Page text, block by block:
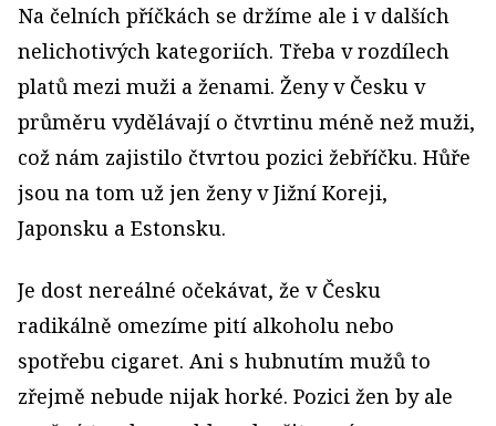
Na čelních příčkách se držíme ale i v dalších
nelichotivých kategoriích. Třeba v rozdílech
platů mezi muži a ženami. Ženy v Česku v
průměru vydělávají o čtvrtinu méně než muži,
což nám zajistilo čtvrtou pozici žebříčku. Hůře
jsou na tom už jen ženy v Jižní Koreji,
Japonsku a Estonsku.
Je dost nereálné očekávat, že v Česku
radikálně omezíme pití alkoholu nebo
spotřebu cigaret. Ani s hubnutím mužů to
zřejmě nebude nijak horké. Pozici žen by ale